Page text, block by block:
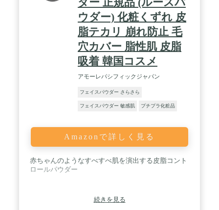
ウダー) 化粧くずれ 皮
脂テカリ 崩れ防止 毛
穴カバー 脂性肌 皮脂
吸着 韓国コスメ
アモーレパシフィックジャパン
フェイスパウダー さらさら
フェイスパウダー 敏感肌 プチプラ化粧品
Amazonで詳しく見る
赤ちゃんのようなすべすべ肌を演出する皮脂コント
ロールパウダー
続きを見る